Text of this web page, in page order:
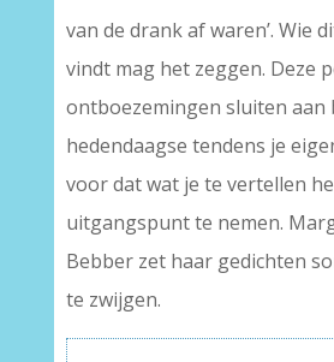
van de drank af waren’. Wie
vindt mag het zeggen. Deze
ontboezemingen sluiten aan
hedendaagse tendens je
voor dat wat je te vertellen
uitgangspunt te nemen.
Bebber zet haar gedichten
te zwijgen.